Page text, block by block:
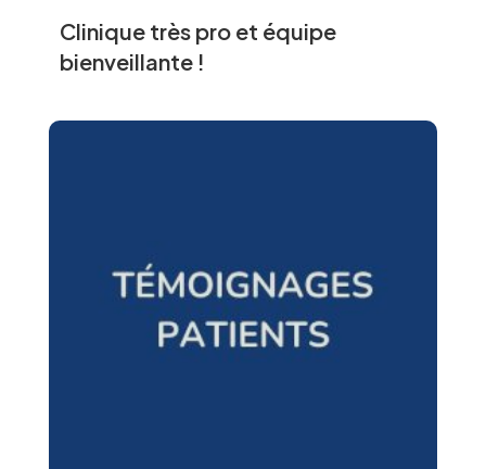
Clinique très pro et équipe
bienveillante !